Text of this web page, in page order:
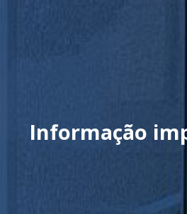
Informação